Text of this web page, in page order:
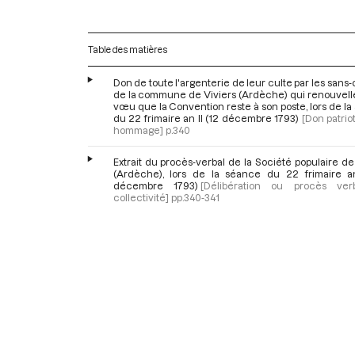
Table des matières
Don de toute l'argenterie de leur culte par les
de la commune de Viviers (Ardèche) qui
vœu que la Convention reste à son poste, lors de la
du 22 frimaire an II (12 décembre 1793) [Don
hommage] p.340
Extrait du procès-verbal de la Société populaire
(Ardèche), lors de la séance du 22 frimaire
décembre 1793) [Délibération ou procès
collectivité] pp.340-341